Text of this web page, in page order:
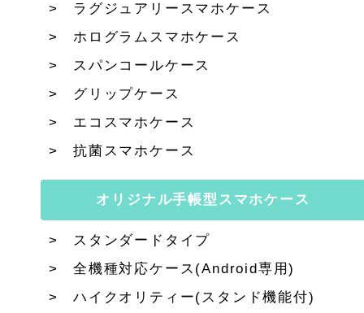
ラグジュアリースマホケース
ホログラムスマホケース
スパンコールケース
グリップケース
エコスマホケース
抗菌スマホケース
オリジナル手帳型スマホケース
スタンダードタイプ
全機種対応ケース(Android専用)
ハイクオリティー(スタンド機能付)